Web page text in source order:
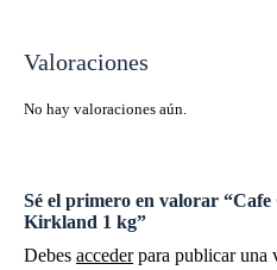
Valoraciones
No hay valoraciones aún.
Sé el primero en valorar
Kirkland 1 kg”
Debes accederpara publicar una